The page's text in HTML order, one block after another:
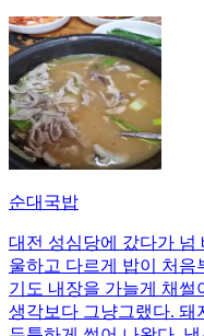
순대국밥
대전 성심당에 갔다가 넘
울하고 다르게 밥이 처음
기도 내장을 가늘게 채썰
생각보다 그냥그랬다. 돼